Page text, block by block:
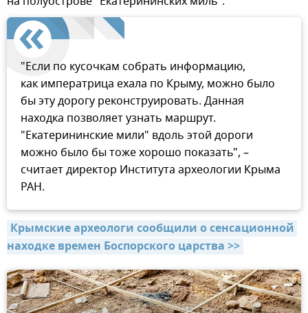
"Если по кусочкам собрать информацию,
как императрица ехала по Крыму, можно было
бы эту дорогу реконструировать. Данная
находка позволяет узнать маршрут.
"Екатерининские мили" вдоль этой дороги
можно было бы тоже хорошо показать", –
считает директор Института археологии Крыма
РАН.
Крымские археологи сообщили о сенсационной
находке времен Боспорского царства >>